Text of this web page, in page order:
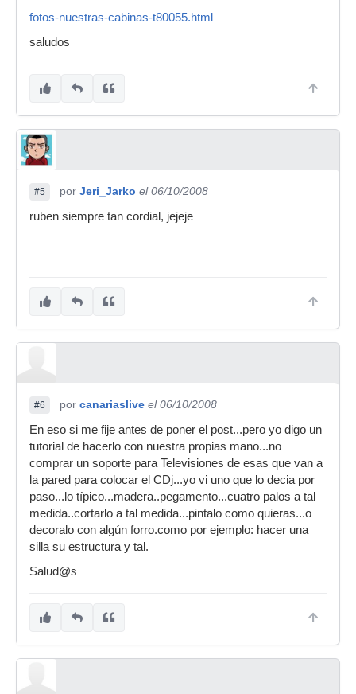
fotos-nuestras-cabinas-t80055.html
saludos
#5 por Jeri_Jarko el 06/10/2008
ruben siempre tan cordial, jejeje
#6 por canariaslive el 06/10/2008
En eso si me fije antes de poner el post...pero yo digo un
tutorial de hacerlo con nuestra propias mano...no
comprar un soporte para Televisiones de esas que van a
la pared para colocar el CDj...yo vi uno que lo decia por
paso...lo típico...madera..pegamento...cuatro palos a tal
medida..cortarlo a tal medida...pintalo como quieras...o
decoralo con algún forro.como por ejemplo: hacer una
silla su estructura y tal.
Salud@s